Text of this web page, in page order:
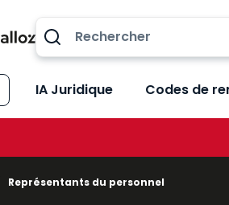
IA Juridique Codes de
Représentants du personnel